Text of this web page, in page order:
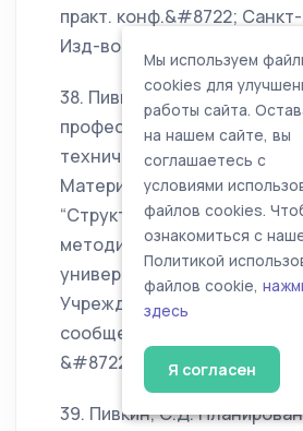
практ. конф.&#8722;
Изд-во СПбГТУ,
38. Пивкин, С.Д. Контроль
профессиональной
техническом вузе / С.Д.
Материалы Всерос.
“Структурно-
методические аспекты
университетских
Учреждение – Редакция
сообщения”. 2002. &#8722;
&#8722; ISBN 978-5-93638-
39. Пивкин, С.Д.
Мы используем
cookies для
работы сайта.
на нашем сайте, вы
соглашаетесь с
условиями
файлов cookies.
ознакомиться с
Политикой
файлов cookie,
здесь
Я согласен